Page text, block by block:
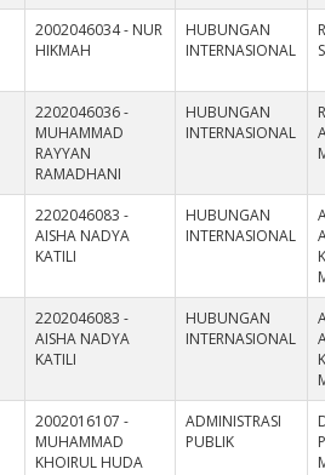
2002046034 - NUR
HIKMAH
HUBUNGAN
INTERNASIONAL
2202046036 -
MUHAMMAD
RAYYAN
RAMADHANI
HUBUNGAN
INTERNASIONAL
2202046083 -
AISHA NADYA
KATILI
HUBUNGAN
INTERNASIONAL
2202046083 -
AISHA NADYA
KATILI
HUBUNGAN
INTERNASIONAL
2002016107 -
MUHAMMAD
KHOIRUL HUDA
ADMINISTRASI
PUBLIK